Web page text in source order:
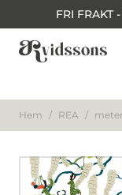
FRI
Hem / REA /